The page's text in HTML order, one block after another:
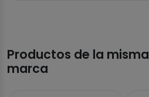
Productos de la misma
marca